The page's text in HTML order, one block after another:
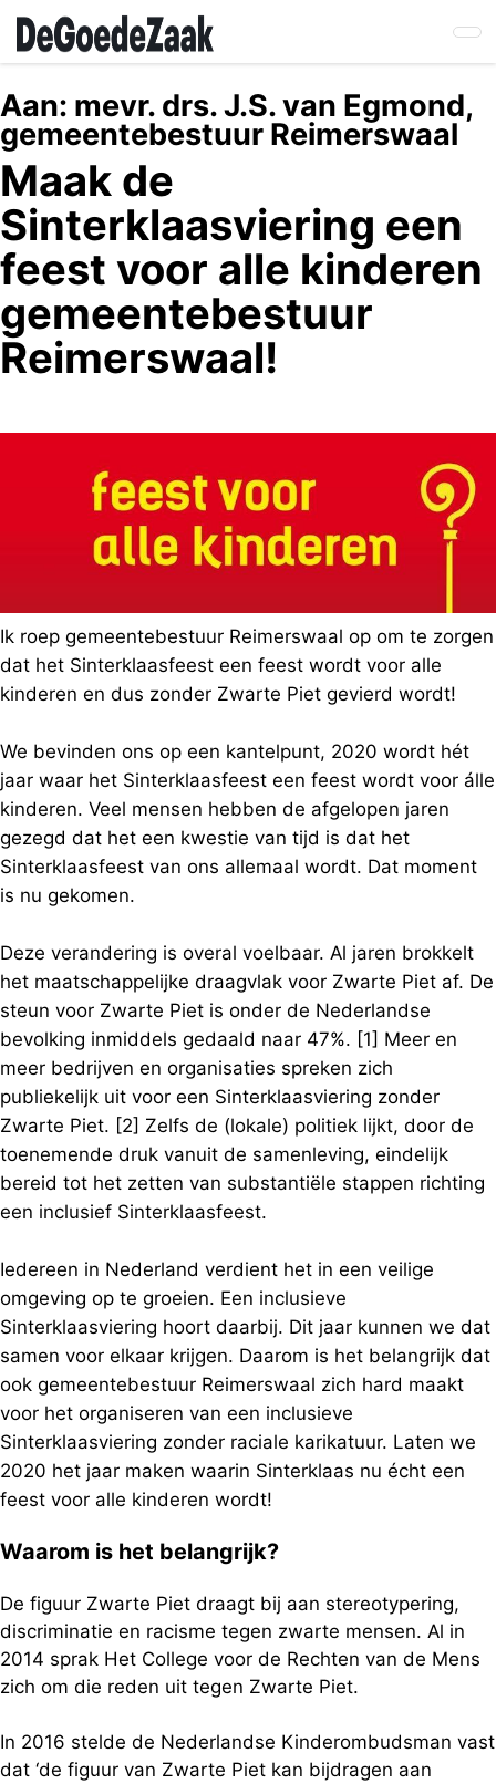
Skip
main
content
Aan: mevr. drs. J.S. van Egmond,
gemeentebestuur Reimerswaal
Maak de
Sinterklaasviering een
feest voor alle kinderen
gemeentebestuur
Reimerswaal!
Ik roep gemeentebestuur Reimerswaal op om te zorgen
dat het Sinterklaasfeest een feest wordt voor alle
kinderen en dus zonder Zwarte Piet gevierd wordt!
We bevinden ons op een kantelpunt, 2020 wordt hét
jaar waar het Sinterklaasfeest een feest wordt voor álle
kinderen. Veel mensen hebben de afgelopen jaren
gezegd dat het een kwestie van tijd is dat het
Sinterklaasfeest van ons allemaal wordt. Dat moment
is nu gekomen.
Deze verandering is overal voelbaar. Al jaren brokkelt
het maatschappelijke draagvlak voor Zwarte Piet af. De
steun voor Zwarte Piet is onder de Nederlandse
bevolking inmiddels gedaald naar 47%. [1] Meer en
meer bedrijven en organisaties spreken zich
publiekelijk uit voor een Sinterklaasviering zonder
Zwarte Piet. [2] Zelfs de (lokale) politiek lijkt, door de
toenemende druk vanuit de samenleving, eindelijk
bereid tot het zetten van substantiële stappen richting
een inclusief Sinterklaasfeest.
Iedereen in Nederland verdient het in een veilige
omgeving op te groeien. Een inclusieve
Sinterklaasviering hoort daarbij. Dit jaar kunnen we dat
samen voor elkaar krijgen. Daarom is het belangrijk dat
ook gemeentebestuur Reimerswaal zich hard maakt
voor het organiseren van een inclusieve
Sinterklaasviering zonder raciale karikatuur. Laten we
2020 het jaar maken waarin Sinterklaas nu écht een
feest voor alle kinderen wordt!
Waarom is het belangrijk?
De figuur Zwarte Piet draagt bij aan stereotypering,
discriminatie en racisme tegen zwarte mensen. Al in
2014 sprak Het College voor de Rechten van de Mens
zich om die reden uit tegen Zwarte Piet.
In 2016 stelde de Nederlandse Kinderombudsman vast
dat ‘de figuur van Zwarte Piet kan bijdragen aan